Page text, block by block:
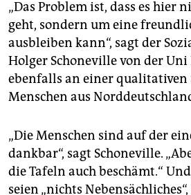
„Das Problem ist, dass es hier
geht, sondern um eine
ausbleiben kann“, sagt der
Holger Schoneville von der Uni
ebenfalls an einer qualitativen
Menschen aus
„Die Menschen sind auf der
dankbar“, sagt Schoneville.
die Tafeln auch beschämt.“
seien „nichts